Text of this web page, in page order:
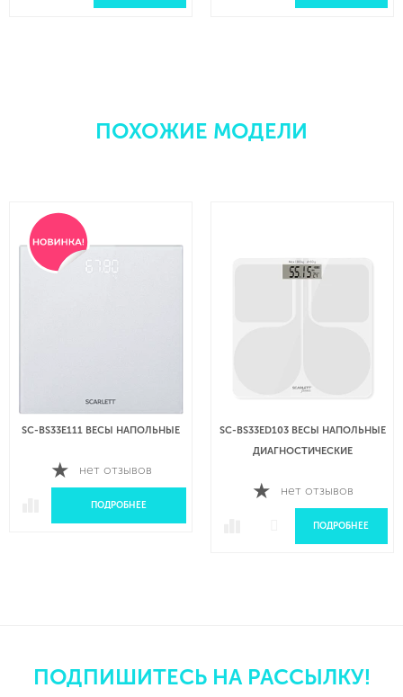
ПОХОЖИЕ МОДЕЛИ
SC-BS33E111 ВЕСЫ НАПОЛЬНЫЕ
нет отзывов
ПОДРОБНЕЕ
SC-BS33ED103 ВЕСЫ НАПОЛЬНЫЕ
ДИАГНОСТИЧЕСКИЕ
нет отзывов
ПОДРОБНЕЕ
ПОДПИШИТЕСЬ НА РАССЫЛКУ!